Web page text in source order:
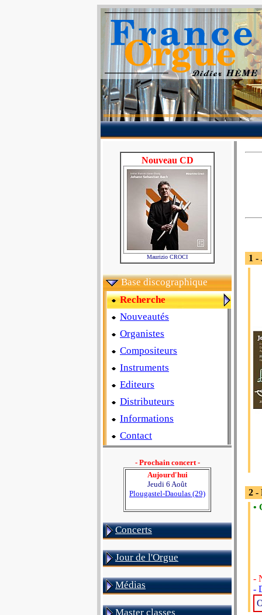
Nouveau CD
Maurizio CROCI
Base discographique
Recherche
Nouveautés
Organistes
Compositeurs
Instruments
Editeurs
Distributeurs
Informations
Contact
- Prochain concert -
Aujourd'hui
Jeudi 6 Août
Plougastel-Daoulas (29)
Concerts
Jour de l'Orgue
Médias
Master classes
1 -
2 -
•
-
-